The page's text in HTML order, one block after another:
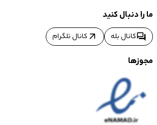
ما را دنبال کنید
forumکانال بله arrow_outward کانال تلگرام
مجوزها